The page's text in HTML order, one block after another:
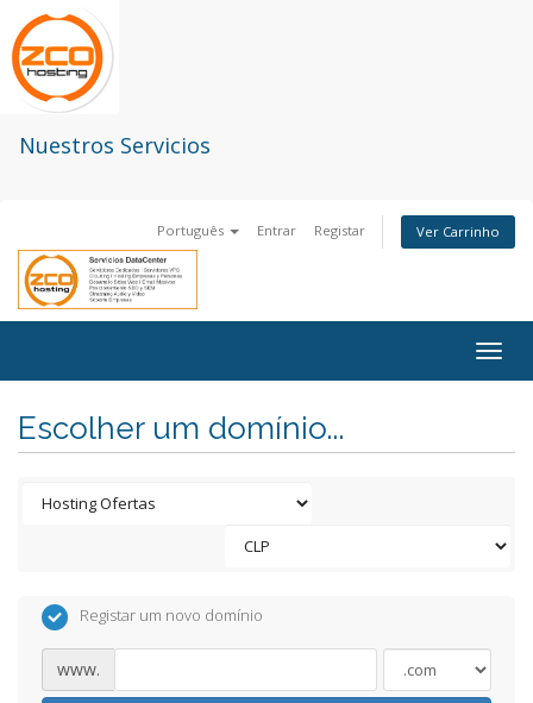
Nuestros Servicios
Português Entrar Registar Ver Carrinho
Escolher um domínio...
Registar um novo domínio
www.